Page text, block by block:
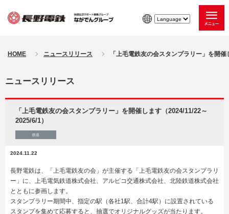
HOME ニュースリリース 「上毛電鉄友の会スタンプラリー」を開
ニュースリリース
「上毛電鉄友の会スタンプラリー」を開催します（2024/11/22～
2025/6/1）
鉄道
2024.11.22
長野電鉄は、「上毛電鉄友の会」が主催する「上毛電鉄友の会スタンプラリ
ー」に、上毛電気鉄道株式会社、アルピコ交通株式会社、北陸鉄道株式会社
とともに参画します。
スタンプラリー期間中、指定の駅（各社1駅、合計4駅）に設置されている
スタンプを集めて応募すると、抽選でオリジナルグッズが当たります。